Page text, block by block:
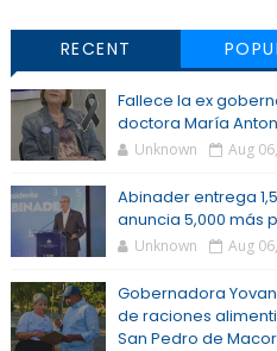
RECENT
Fallece la ex
doctora María
Unknown Aug
Abinader entrega
anuncia 5,000 más
Unknown Aug
Gobernadora
de raciones
San Pedro de